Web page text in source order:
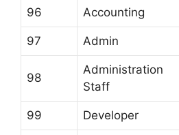
96 Accounting
97 Admin
98
Administration
Staff
99 Developer